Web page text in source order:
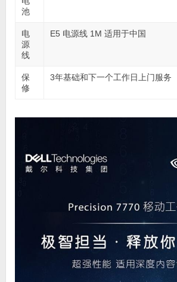
池
电
源
线
E5 电源线 1M 适用于中国
保
修
3年基础和下一个工作日上门服务